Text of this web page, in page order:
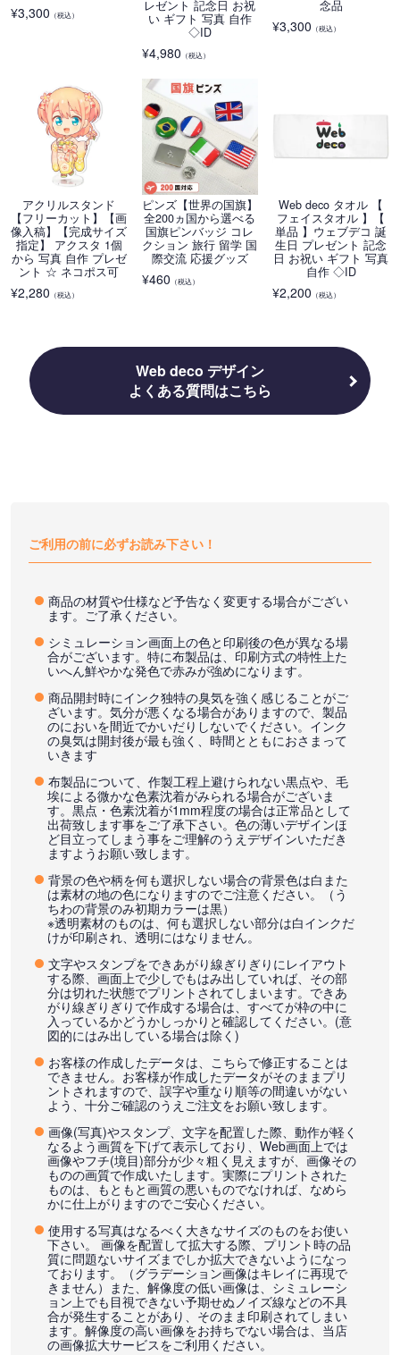
¥3,300 （税込）
レゼント 記念日 お祝
い ギフト 写真 自作
◇ID
¥4,980 （税込）
念品
¥3,300 （税込）
アクリルスタンド
【フリーカット】【画
像入稿】【完成サイズ
指定】 アクスタ 1個
から 写真 自作 プレゼ
ント ☆ ネコポス可
¥2,280 （税込）
ピンズ【世界の国旗】
全200ヵ国から選べる
国旗ピンバッジ コレ
クション 旅行 留学 国
際交流 応援グッズ
¥460 （税込）
Web deco タオル 【
フェイスタオル 】【
単品 】ウェブデコ 誕
生日 プレゼント 記念
日 お祝い ギフト 写真
自作 ◇ID
¥2,200 （税込）
Web deco デザイン
よくある質問はこちら
ご利用の前に必ずお読み下さい！
商品の材質や仕様など予告なく変更する場合がござい
ます。ご了承ください。
シミュレーション画面上の色と印刷後の色が異なる場
合がございます。特に布製品は、印刷方式の特性上た
いへん鮮やかな発色で赤みが強めになります。
商品開封時にインク独特の臭気を強く感じることがご
ざいます。気分が悪くなる場合がありますので、製品
のにおいを間近でかいだりしないでください。インク
の臭気は開封後が最も強く、時間とともにおさまって
いきます
布製品について、作製工程上避けられない黒点や、毛
埃による微かな色素沈着がみられる場合がございま
す。黒点・色素沈着が1mm程度の場合は正常品として
出荷致します事をご了承下さい。色の薄いデザインほ
ど目立ってしまう事をご理解のうえデザインいただき
ますようお願い致します。
背景の色や柄を何も選択しない場合の背景色は白また
は素材の地の色になりますのでご注意ください。（う
ちわの背景のみ初期カラーは黒）
※透明素材のものは、何も選択しない部分は白インクだ
けが印刷され、透明にはなりません。
文字やスタンプをできあがり線ぎりぎりにレイアウト
する際、画面上で少しでもはみ出していれば、その部
分は切れた状態でプリントされてしまいます。できあ
がり線ぎりぎりで作成する場合は、すべてが枠の中に
入っているかどうかしっかりと確認してください。(意
図的にはみ出している場合は除く)
お客様の作成したデータは、こちらで修正することは
できません。お客様が作成したデータがそのままプリ
ントされますので、誤字や重なり順等の間違いがない
よう、十分ご確認のうえご注文をお願い致します。
画像(写真)やスタンプ、文字を配置した際、動作が軽く
なるよう画質を下げて表示しており、Web画面上では
画像やフチ(境目)部分が少々粗く見えますが、画像その
ものの画質で作成いたします。実際にプリントされた
ものは、もともと画質の悪いものでなければ、なめら
かに仕上がりますのでご安心ください。
使用する写真はなるべく大きなサイズのものをお使い
下さい。 画像を配置して拡大する際、プリント時の品
質に問題ないサイズまでしか拡大できないようになっ
ております。（グラデーション画像はキレイに再現で
きません）また、解像度の低い画像は、シミュレーシ
ョン上でも目視できない予期せぬノイズ線などの不具
合が発生することがあり、そのまま印刷されてしまい
ます。解像度の高い画像をお持ちでない場合は、当店
の画像拡大サービスをご利用ください。